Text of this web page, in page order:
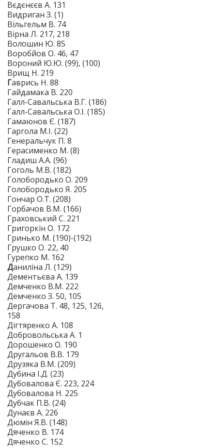
Вєдєнєєв А. 131
Видриган З. (1)
Вільгельм В. 74
Вірна Л. 217, 218
Волошин Ю. 85
Воробйов О. 46, 47
Вороний Ю.Ю. (99), (100)
Врищ Н. 219
Гаврись Н. 88
Гайдамака В. 220
Галл-Савальська В.Г. (186)
Галл-Савальська О.І. (185)
Гамаюнов Є. (187)
Гаргола М.І. (22)
Генеральчук П. 8
Герасименко М. (8)
Гладиш А.А. (96)
Гоголь М.В. (182)
Голобородько О. 209
Голобородько Я. 205
Гончар О.Т. (208)
Горбачов В.М. (166)
Граховський С. 221
Григоркін О. 172
Гринько М. (190)-(192)
Грушко О. 22, 40
Гурепко М. 162
Даниліна Л. (129)
Дементьєва А. 139
Демченко В.М. 222
Демченко З. 50, 105
Дергачова Т. 48, 125, 126,
158
Дігтяренко А. 108
Добровольська А. 1
Дорошенко О. 190
Другальов В.В. 179
Друзяка В.М. (209)
Дубина І.Д. (23)
Дубовалова Є. 223, 224
Дубовалова Н. 225
Дубчак П.В. (24)
Дунаєв А. 226
Дюмін Я.В. (148)
Дяченко В. 174
Дяченко С. 152